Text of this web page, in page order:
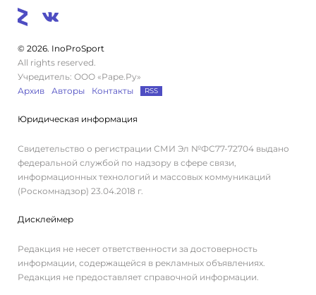
© 2026. InoProSport
All rights reserved.
Учредитель: ООО «Раре.Ру»
Архив
Авторы Контакты RSS
Юридическая информация
Свидетельство о регистрации СМИ Эл №ФС77-72704 выдано
федеральной службой по надзору в сфере связи,
информационных технологий и массовых коммуникаций
(Роскомнадзор) 23.04.2018 г.
Дисклеймер
Редакция не несет ответственности за достоверность
информации, содержащейся в рекламных объявлениях.
Редакция не предоставляет справочной информации.